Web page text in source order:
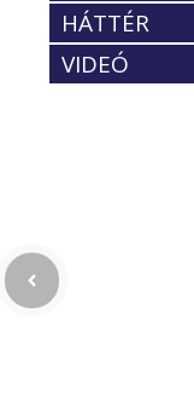
HÁTTÉR
VIDEÓ